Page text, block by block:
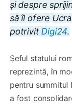
și despre
să îl ofere
potrivit Digi24.
Șeful statului
reprezintă, în
pentru summitul
a fost